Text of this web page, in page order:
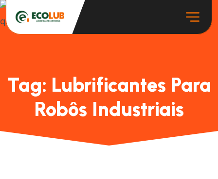
Tag: Lubrificantes Para
Robôs Industriais